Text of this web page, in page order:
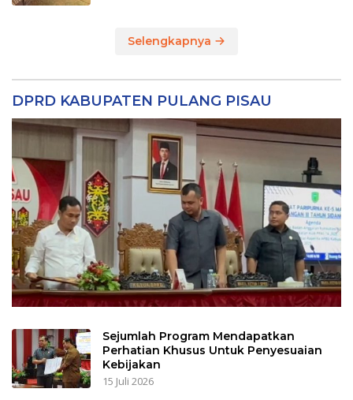
Selengkapnya
DPRD KABUPATEN PULANG PISAU
Sejumlah Program Mendapatkan
Perhatian Khusus Untuk Penyesuaian
Kebijakan
15 Juli 2026